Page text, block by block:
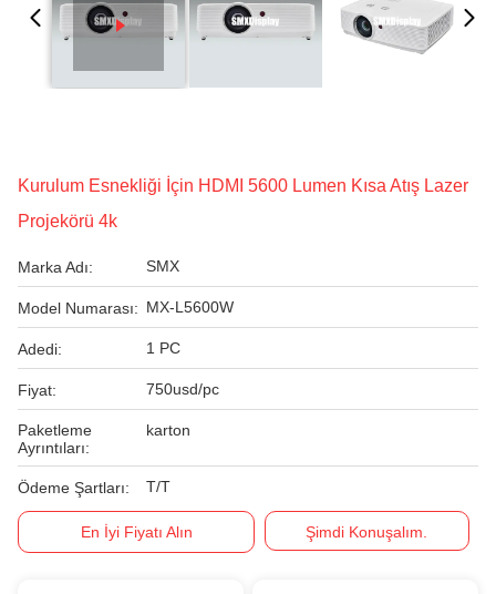
Kurulum Esnekliği İçin HDMI 5600 Lumen Kısa Atış Lazer
Projekörü 4k
Marka Adı: SMX
Model Numarası: MX-L5600W
Adedi: 1 PC
Fiyat: 750usd/pc
Paketleme
Ayrıntıları:
karton
Ödeme Şartları: T/T
En İyi Fiyatı Alın Şimdi Konuşalım.